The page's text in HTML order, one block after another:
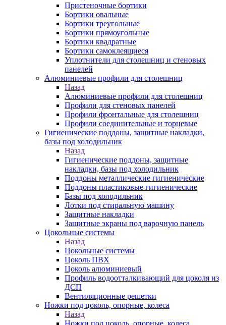
Пристеночные бортики
Бортики овальные
Бортики треугольные
Бортики прямоугольные
Бортики квадратные
Бортики самоклеящиеся
Уплотнители для столешниц и стеновых
панелей
Алюминиевые профили для столешниц
Назад
Алюминиевые профили для столешниц
Профили для стеновых панелей
Профили фронтальные для столешниц
Профили соединительные и торцевые
Гигиенические поддоны, защитные накладки,
базы под холодильник
Назад
Гигиенические поддоны, защитные
накладки, базы под холодильник
Поддоны металлические гигиенические
Поддоны пластиковые гигиенические
Базы под холодильник
Лотки под стиральную машину
Защитные накладки
Защитные экраны под варочную панель
Цокольные системы
Назад
Цокольные системы
Цоколь ПВХ
Цоколь алюминиевый
Профиль водоотталкивающий для цоколя из
ДСП
Вентиляционные решетки
Ножки под цоколь, опорные, колеса
Назад
Ножки под цоколь, опорные, колеса